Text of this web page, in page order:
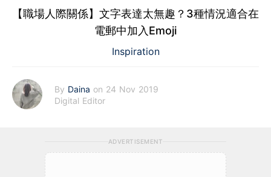
【職場人際關係】文字表達太無趣？3種情況適合在
電郵中加入Emoji
Inspiration
By Daina on 24 Nov 2019
Digital Editor
ADVERTISEMENT